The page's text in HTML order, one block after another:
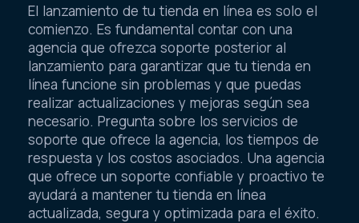
El lanzamiento de tu tienda en línea es solo el
comienzo. Es fundamental contar con una
agencia que ofrezca soporte posterior al
lanzamiento para garantizar que tu tienda en
línea funcione sin problemas y que puedas
realizar actualizaciones y mejoras según sea
necesario. Pregunta sobre los servicios de
soporte que ofrece la agencia, los tiempos de
respuesta y los costos asociados. Una agencia
que ofrece un soporte confiable y proactivo te
ayudará a mantener tu tienda en línea
actualizada, segura y optimizada para el éxito.